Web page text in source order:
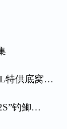
特供底窝…
钓鲫…